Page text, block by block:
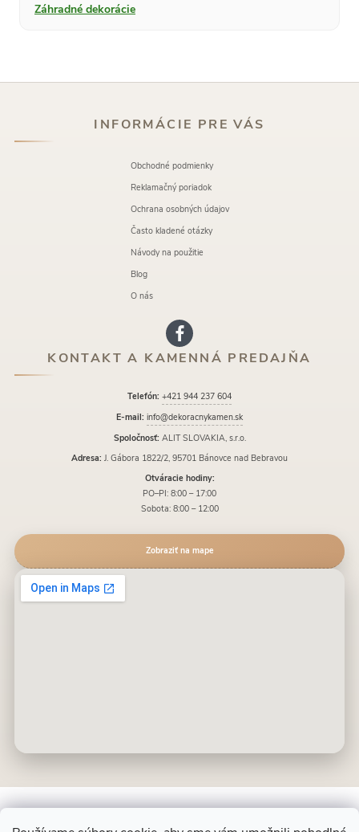
Záhradné dekorácie
INFORMÁCIE PRE VÁS
Obchodné podmienky
Reklamačný poriadok
Ochrana osobných údajov
Často kladené otázky
Návody na použitie
Blog
O nás
KONTAKT A KAMENNÁ PREDAJŇA
Telefón: +421 944 237 604
E-mail: info@dekoracnykamen.sk
Spoločnosť: ALIT SLOVAKIA, s.r.o.
Adresa: J. Gábora 1822/2, 95701 Bánovce nad Bebravou
Otváracie hodiny:
PO–PI: 8:00 – 17:00
Sobota: 8:00 – 12:00
Zobraziť na mape